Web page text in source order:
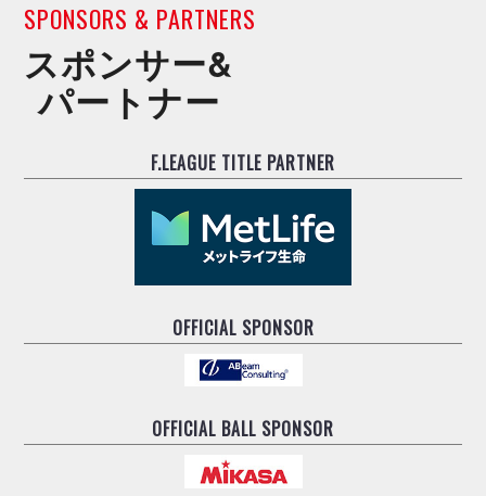
SPONSORS & PARTNERS
スポンサー&
パートナー
F.LEAGUE TITLE PARTNER
OFFICIAL SPONSOR
OFFICIAL BALL SPONSOR